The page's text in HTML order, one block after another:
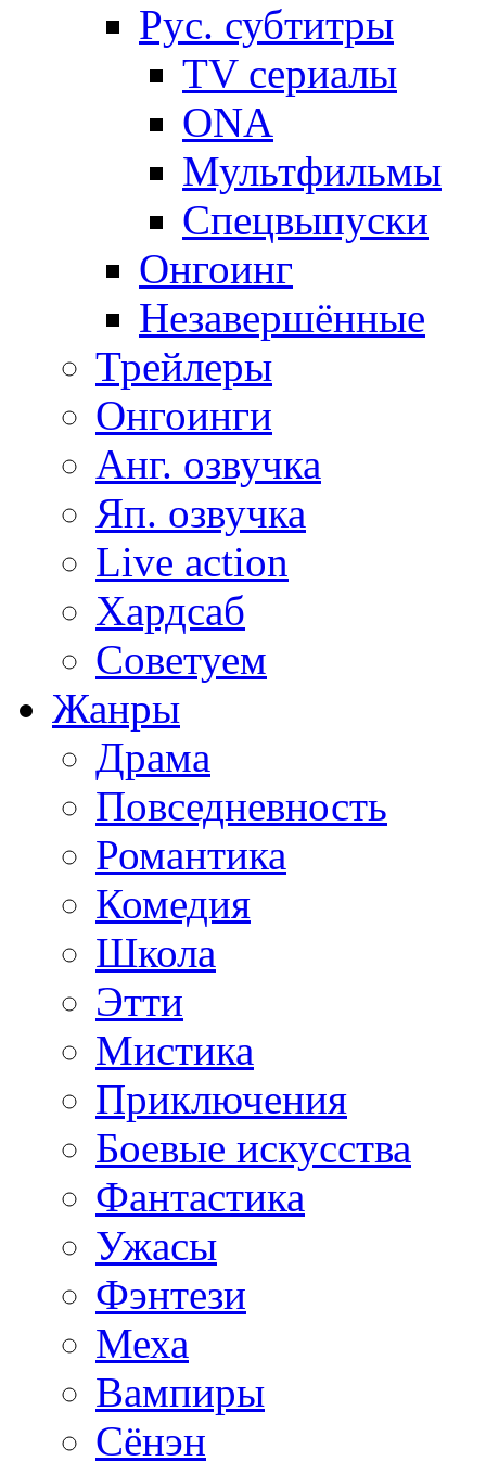
Рус. субтитры
TV сериалы
ONA
Мультфильмы
Спецвыпуски
Онгоинг
Незавершённые
Трейлеры
Онгоинги
Анг. озвучка
Яп. озвучка
Live action
Хардсаб
Советуем
Жанры
Драма
Повседневность
Романтика
Комедия
Школа
Этти
Мистика
Приключения
Боевые искусства
Фантастика
Ужасы
Фэнтези
Меха
Вампиры
Сёнэн